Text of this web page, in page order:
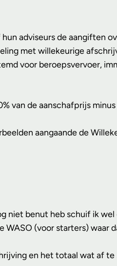
adviseurs de aangiften
met willekeurige
voor beroepsvervoer,
de aanschafprijs
aangaande de
benut heb schuif ik
(voor starters)
en het totaal wat af